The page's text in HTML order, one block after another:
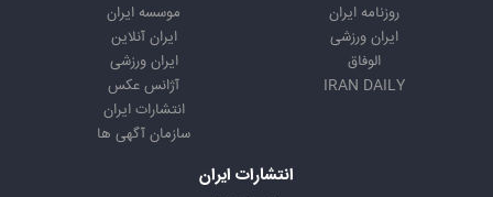
روزنامه ایران
ایران ورزشی
الوفاق
IRAN DAILY
موسسه ایران
ایران آنلاین
ایران ورزشی
آژانس عکس
انتشارات ایران
سازمان آگهی ها
انتشارات ایران